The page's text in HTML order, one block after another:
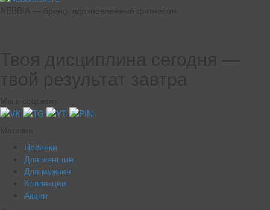
Новинки
Для женщин
Для мужчин
Коллекции
Акции